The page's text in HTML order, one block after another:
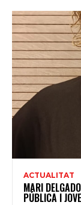
ACTUALITAT
MARI
PÚBLICA I